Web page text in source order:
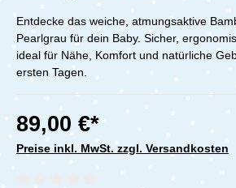
Entdecke das weiche, atmungsaktive
Pearlgrau für dein Baby. Sicher,
ideal für Nähe, Komfort und natürliche
ersten Tagen.
89,00 €*
Preise inkl. MwSt. zzgl. Versandkosten